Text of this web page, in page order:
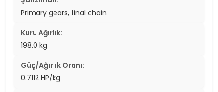
Primary gears, final chain
Kuru Ağırlık:
198.0 kg
Güç/Ağırlık Oranı:
0.7112 HP/kg